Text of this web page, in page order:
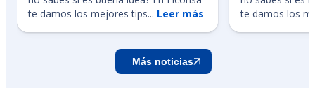
te damos los mejores tips... Leer más
te damos los
Más noticias